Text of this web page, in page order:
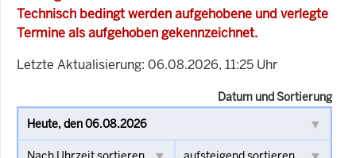
Technisch bedingt werden aufgehobene und verlegte
Termine als aufgehoben gekennzeichnet.
Letzte Aktualisierung: 06.08.2026, 11:25 Uhr
Datum und Sortierung